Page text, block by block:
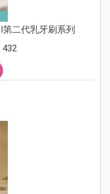
第二代乳牙刷系列
432